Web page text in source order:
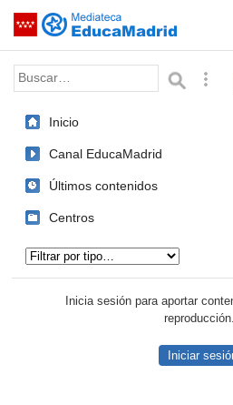
Saltar navegación
Palabra o frase:
Inicio
Canal EducaMadrid
Últimos contenidos
Centros
Inicia sesión para aportar
Iniciar